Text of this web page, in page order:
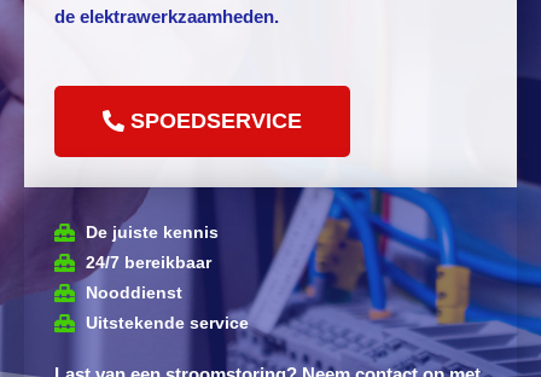
de elektrawerkzaamheden.
SPOEDSERVICE
De juiste kennis
24/7 bereikbaar
Nooddienst
Uitstekende service